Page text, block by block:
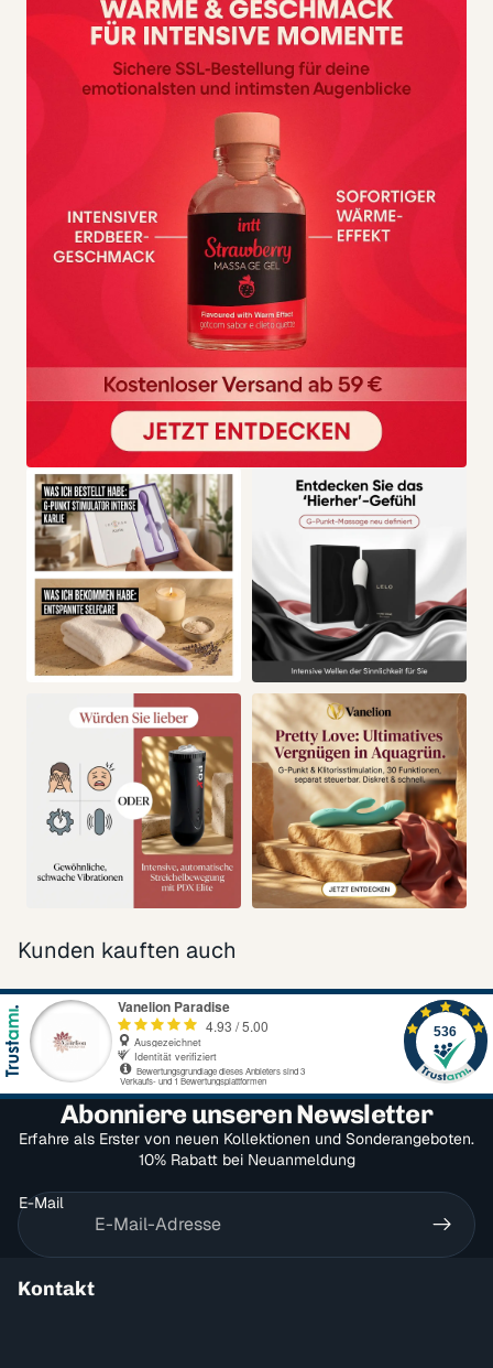
sind, um das Vergnügen in Beziehungen zu steigern.
Dank seines Gurtsystems passt es sich nicht nur an viele
Taillen an, sondern bleibt auch während der gesamten
Aktivität an Ort und Stelle.
patentierte Art von Schnürsenkeln, mit der Sie unzählige
Penisse und Dongs mit demselben Harness austauschen
Zwei leistungsstarke Motoren
Phalatos-freier Rabbit Tpr-Vibrator
Weich und seidig im Griff
Realistische Penismaße; 15x4cm
Dieses Geschirr ist für die Verwendung durch Frauen und
Männer gleichermaßen konzipiert.
Kunden kauften auch
Abonniere unseren Newsletter
Erfahre als Erster von neuen Kollektionen und Sonderangeboten.
10% Rabatt bei Neuanmeldung
E-Mail
Kontakt